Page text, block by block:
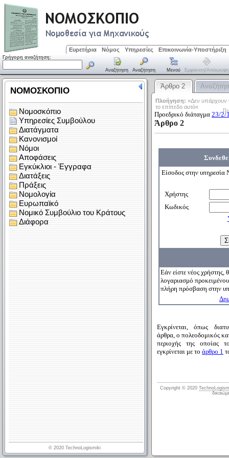
Ευρετήρια Νόμος Υπηρεσίες Επικοινωνία-Υποστήριξη
Γρήγορη αναζήτηση:
Αναζήτηση Αναζήτηση Μενού Εμφάνιση/απόκρυψη
Άρθρο 2